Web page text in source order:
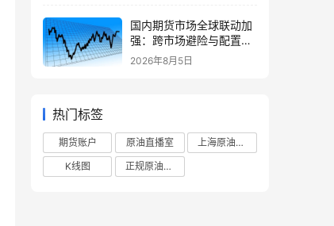
国内期货市场全球联动加
强：跨市场避险与配置策
略调整
2026年8月5日
热门标签
期货账户 原油直播室
上海原油期货
K线图
正规原油直播室